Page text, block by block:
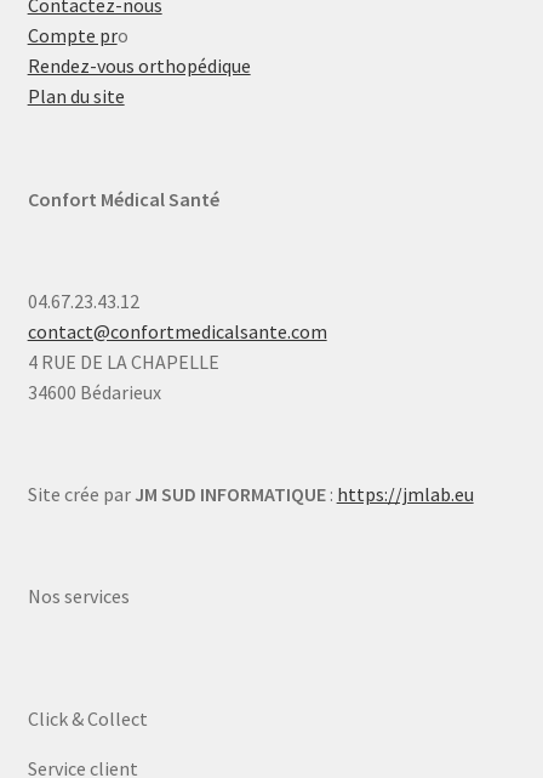
Contactez-nous
Compte pro
Rendez-vous orthopédique
Plan du site
Confort Médical Santé
04.67.23.43.12
contact@confortmedicalsante.com
4 RUE DE LA CHAPELLE
34600 Bédarieux
Site crée par JM SUD INFORMATIQUE: https://jmlab.eu
Nos services
Click & Collect
Service client